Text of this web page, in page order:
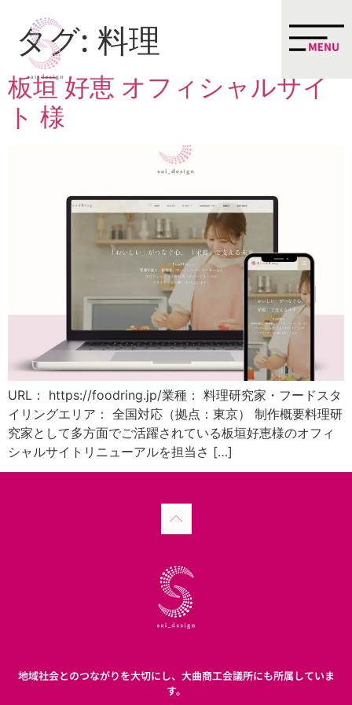
タグ: 料理
板垣 好恵 オフィシャルサイ
ト 様
URL： https://foodring.jp/業種： 料理研究家・フードスタ
イリングエリア： 全国対応（拠点：東京） 制作概要料理研
究家として多方面でご活躍されている板垣好恵様のオフィ
シャルサイトリニューアルを担当さ […]
地域社会とのつながりを大切にし、大曲商工会議所にも所属していま
す。